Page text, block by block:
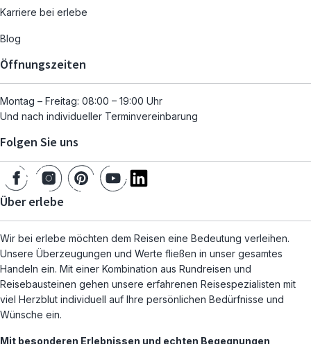
Karriere bei erlebe
Blog
Öffnungszeiten
Montag – Freitag: 08:00 – 19:00 Uhr
Und nach individueller Terminvereinbarung
Folgen Sie uns
Über erlebe
Wir bei erlebe möchten dem Reisen eine Bedeutung verleihen.
Unsere Überzeugungen und Werte fließen in unser gesamtes
Handeln ein. Mit einer Kombination aus Rundreisen und
Reisebausteinen gehen unsere erfahrenen Reisespezialisten mit
viel Herzblut individuell auf Ihre persönlichen Bedürfnisse und
Wünsche ein.
Mit besonderen Erlebnissen und echten Begegnungen